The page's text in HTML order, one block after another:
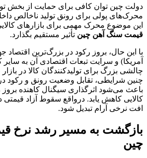
دولت چین توان کافی برای حمایت از بخش
محرک‌‌‌های پولی برای رونق تولید ناخالص
این موضوع محرک مهمی برای بازارهای
قیمت سنگ آهن چین تأثیر مستقیم بگذارد.
با این حال، بروز رکود در بزرگ‌ترین اقتصاد
آمریکا) و سرایت تبعات اقتصادی آن به سایر
چالشی بزرگ برای تولیدکنندگان کالا در
چنین شرایطی، تقابل وضعیت رونق و رکود در
باعث می‌شود اثرگذاری سیگنال کاهنده بروز
کالایی کاهش یابد. درواقع سقوط آزاد قیمتی
افت نرخی آرام تبدیل شود.
بازگشت به مسیر رشد نرخ
چین